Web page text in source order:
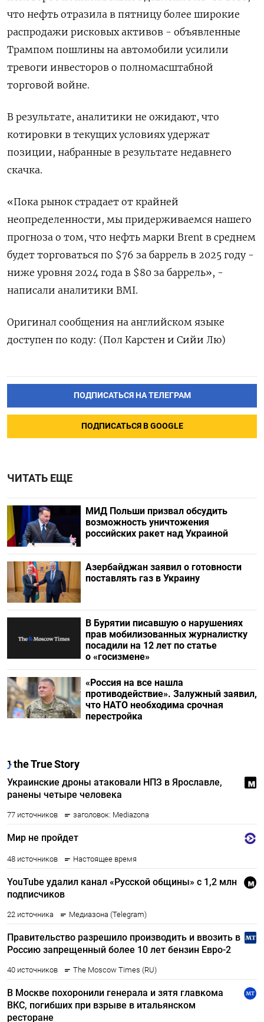
что нефть отразила в пятницу более широкие
распродажи рисковых активов - объявленные
Трампом пошлины на автомобили усилили
тревоги инвесторов о полномасштабной
торговой войне.
В результате, аналитики не ожидают, что
котировки в текущих условиях удержат
позиции, набранные в результате недавнего
скачка.
«Пока рынок страдает от крайней
неопределенности, мы придерживаемся нашего
прогноза о том, что нефть марки Brent в среднем
будет торговаться по $76 за баррель в 2025 году -
ниже уровня 2024 года в $80 за баррель», -
написали аналитики BMI.
Оригинал сообщения на английском языке
доступен по коду: (Пол Карстен и Сийи Лю)
ПОДПИСАТЬСЯ НА ТЕЛЕГРАМ
ПОДПИСАТЬСЯ В GOOGLE
ЧИТАТЬ ЕЩЕ
МИД Польши призвал обсудить
возможность уничтожения
российских ракет над Украиной
Азербайджан заявил о готовности
поставлять газ в Украину
В Бурятии писавшую о нарушениях
прав мобилизованных журналистку
посадили на 12 лет по статье
о «госизмене»
«Россия на все нашла
противодействие». Залужный заявил,
что НАТО необходима срочная
перестройка